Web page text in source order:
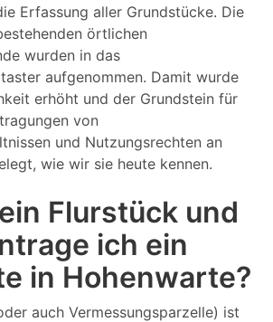
Erfassung aller Grundstücke. Die
örtlichen
wurden in das
aufgenommen. Damit wurde
erhöht und der Grundstein für
von
und Nutzungsrechten an
wie wir sie heute kennen.
Flurstück und
ich ein
in Hohenwarte?
auch Vermessungsparzelle) ist